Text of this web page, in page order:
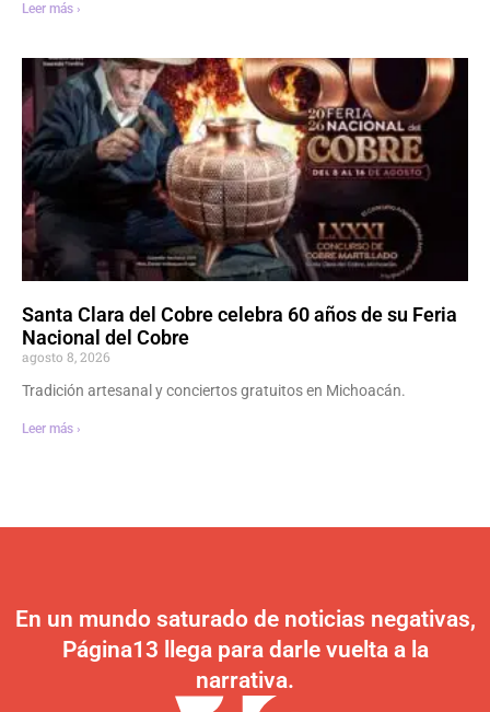
Leer más ›
Santa Clara del Cobre celebra 60 años de su Feria
Nacional del Cobre
agosto 8, 2026
Tradición artesanal y conciertos gratuitos en Michoacán.
Leer más ›
En un mundo saturado de noticias negativas,
Página13 llega para darle vuelta a la
narrativa.